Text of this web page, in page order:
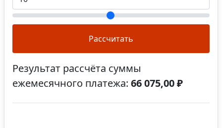
Рассчитать
Результат рассчёта суммы
ежемесячного платежа: 66 075,00 ₽